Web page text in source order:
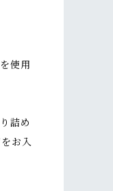
使用
詰め
お入